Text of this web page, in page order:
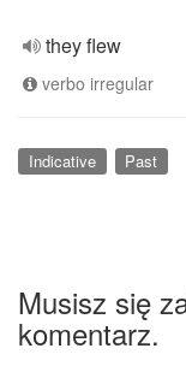
they flew
verbo irregular
Indicative Past
Musisz się
komentarz.